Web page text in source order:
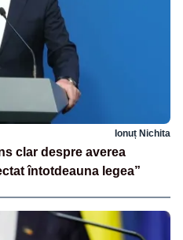
Ionuț Nichita
clar despre averea
întotdeauna legea”